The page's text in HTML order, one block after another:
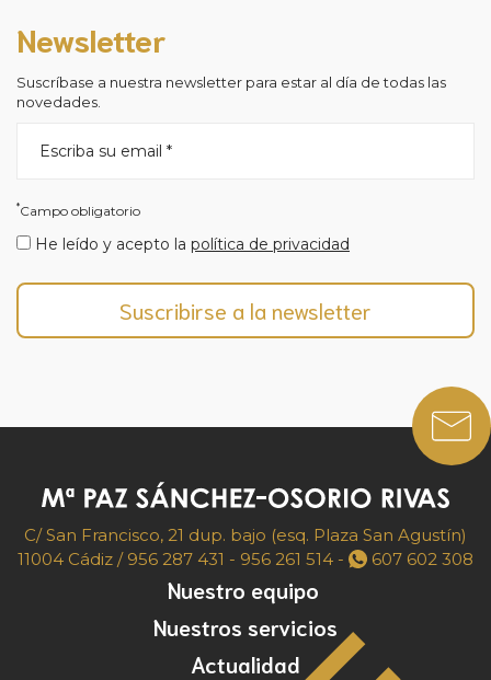
Newsletter
Suscríbase a nuestra newsletter para estar al día de todas las
novedades.
*Campo obligatorio
He leído y acepto la política de privacidad
C/ San Francisco, 21 dup. bajo (esq. Plaza San Agustín)
11004 Cádiz / 956 287 431 - 956 261 514 - 607 602 308
Nuestro equipo
Nuestros servicios
Actualidad